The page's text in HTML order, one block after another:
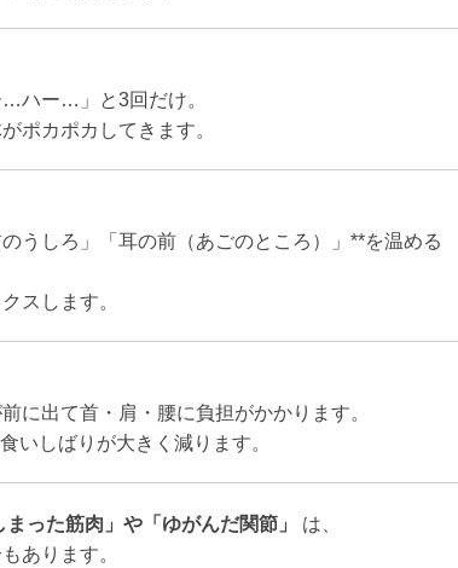
ハー…」と3回だけ。
ポカポカしてきます。
うしろ」「耳の前（あごのところ）」**を温める
スします。
に出て首・肩・腰に負担がかかります。
いしばりが大きく減ります。
まった筋肉」や「ゆがんだ関節」
は、
あります。